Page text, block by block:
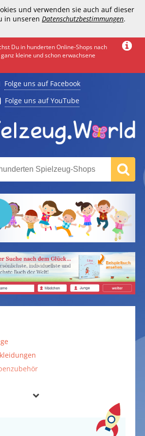
und verwenden sie auch auf dieser
in unseren Datenschutzbestimmungen.
Du in hunderten Online-Shops nach
kleine und schon erwachsene
Folge uns auf Facebook
Folge uns auf YouTube